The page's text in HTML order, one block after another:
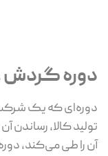
دوره گردش
دوره‌ای که یک شرکت
تولید کالا،
آن را طی می‌کند،